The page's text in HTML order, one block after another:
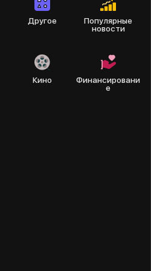
Другое
Популярные
новости
Кино
Финансировани
е